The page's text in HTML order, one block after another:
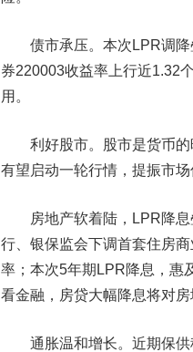
债市承压。 本次LPR调
券220003收益率上行近1.32
用。
利好股市。
股市是货币
有望启动一轮行情，提振市场
房地产软着陆，LPR降
行、银保监会下调首套住房
率；本次5年期LPR降息，惠
看金融，房贷大幅降息将对房
通胀温和增长。 近期保